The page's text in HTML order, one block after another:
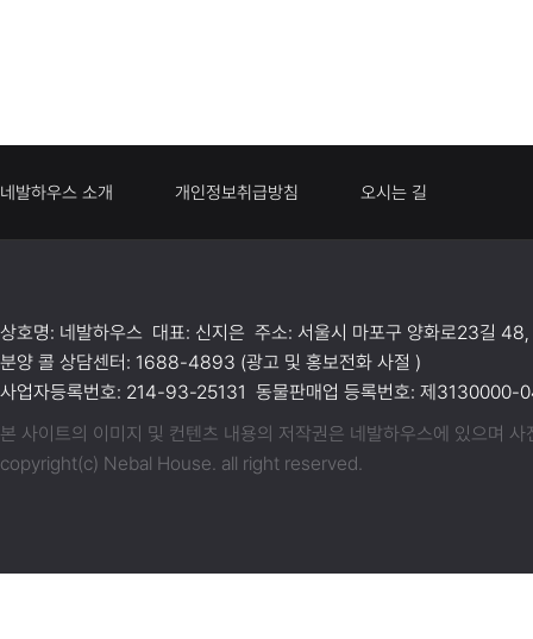
네발하우스 소개 개인정보취급방침 오시는 길
상호명: 네발하우스 대표: 신지은 주소: 서울시 마포구 양화로23길
분양 콜 상담센터: 1688-4893 (광고 및 홍보전화 사절 )
사업자등록번호: 214-93-25131 동물판매업 등록번호: 제
본 사이트의 이미지 및 컨텐츠 내용의 저작권은 네발하우스에 있으며
copyright(c) Nebal House. all right reserved.